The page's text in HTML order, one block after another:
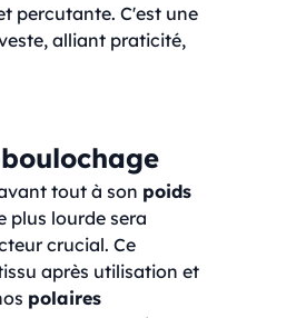
percutante. C'est une
alliant praticité,
tout à son poids
plus lourde sera
crucial. Ce
après utilisation et
polaires